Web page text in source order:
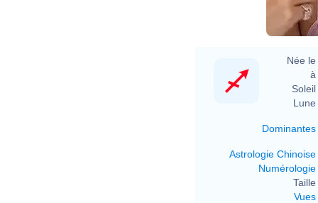
Née le
à
Soleil
Lune
Dominantes
Astrologie Chinoise
Numérologie
Taille
Vues